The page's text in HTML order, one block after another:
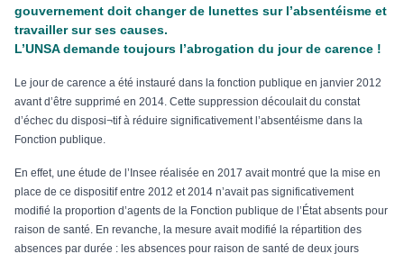
gouvernement doit changer de lunettes sur l’absentéisme et
travailler sur ses causes.
L’UNSA demande toujours l’abrogation du jour de carence !
Le jour de carence a été instauré dans la fonction publique en janvier 2012
avant d’être supprimé en 2014. Cette suppression découlait du constat
d’échec du disposi¬tif à réduire significativement l’absentéisme dans la
Fonction publique.
En effet, une étude de l’Insee réalisée en 2017 avait montré que la mise en
place de ce dispositif entre 2012 et 2014 n’avait pas significativement
modifié la proportion d’agents de la Fonction publique de l’État absents pour
raison de santé. En revanche, la mesure avait modifié la répartition des
absences par durée : les absences pour raison de santé de deux jours